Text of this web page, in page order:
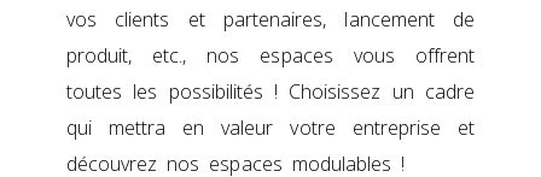
vos clients et partenaires, lancement de
produit, etc., nos espaces vous offrent
toutes les possibilités ! Choisissez un cadre
qui mettra en valeur votre entreprise et
découvrez nos espaces modulables !